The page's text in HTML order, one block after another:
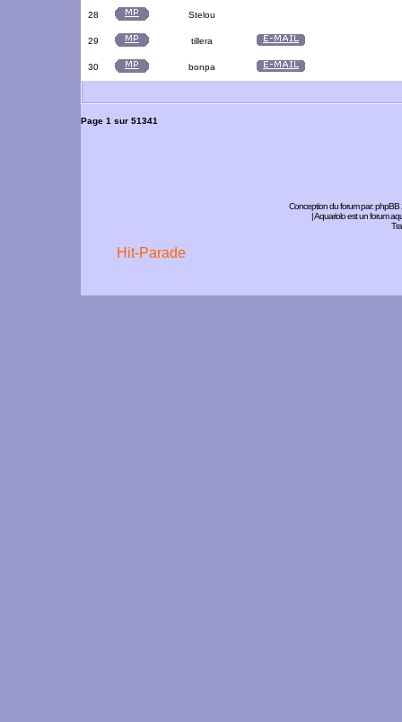
28 Stelou
29 tillera
30 bonpa
Page 1 sur 51341
Conception du forum par:phpBB
| Aquariolo est un forum